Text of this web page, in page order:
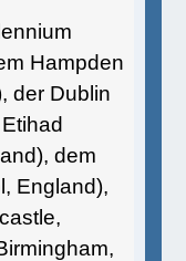
Hampden
der Dublin
dem
England),